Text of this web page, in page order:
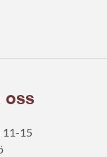
oss
11-15